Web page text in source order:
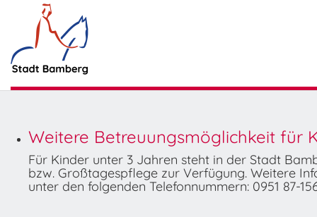
Weitere Betreuungsmöglichkeit für
Für Kinder unter 3 Jahren steht in der Stadt
bzw. Großtagespflege zur Verfügung. Weitere
unter den folgenden Telefonnummern: 0951 87-